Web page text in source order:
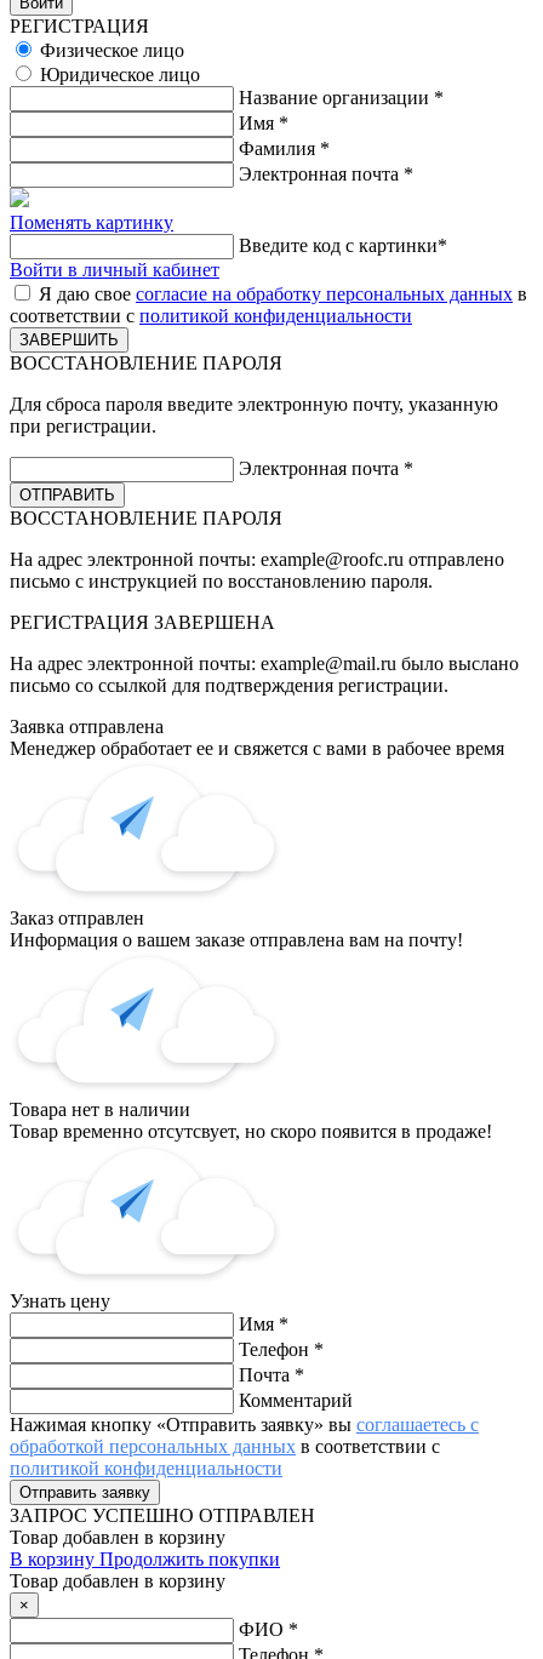
РЕГИСТРАЦИЯ
Физическое лицо
Юридическое лицо
Название организации *
Имя *
Фамилия *
Электронная почта *
Поменять картинку
Введите код с картинки*
Войти в личный кабинет
Я даю свое согласие на обработку персональных данных в
соответствии с политикой конфиденциальности
ВОССТАНОВЛЕНИЕ ПАРОЛЯ
Для сброса пароля введите электронную почту, указанную
при регистрации.
Электронная почта *
ВОССТАНОВЛЕНИЕ ПАРОЛЯ
На адрес электронной почты: example@roofc.ru отправлено
письмо с инструкцией по восстановлению пароля.
РЕГИСТРАЦИЯ ЗАВЕРШЕНА
На адрес электронной почты: example@mail.ru было выслано
письмо со ссылкой для подтверждения регистрации.
Заявка отправлена
Менеджер обработает ее и свяжется с вами в рабочее время
Заказ отправлен
Информация о вашем заказе отправлена вам на почту!
Товара нет в наличии
Товар временно отсутсвует, но скоро появится в продаже!
Узнать цену
Имя *
Телефон *
Почта *
Комментарий
Нажимая кнопку «Отправить заявку» вы соглашаетесь с
обработкой персональных данных в соответствии с
политикой конфиденциальности
ЗАПРОС УСПЕШНО ОТПРАВЛЕН
Товар добавлен в корзину
В корзину Продолжить покупки
Товар добавлен в корзину
×
ФИО *
Телефон *